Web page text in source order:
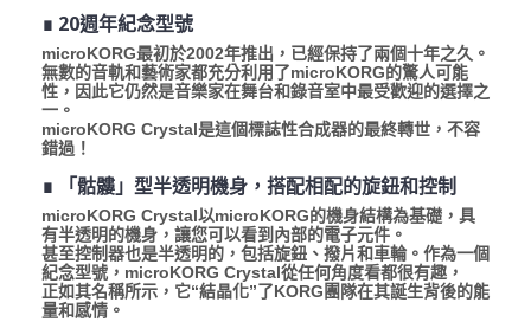
∎ 20週年紀念型號
microKORG最初於2002年推出，已經保持了兩個十年之久。
無數的音軌和藝術家都充分利用了microKORG的驚人可能
性，因此它仍然是音樂家在舞台和錄音室中最受歡迎的選擇之
一。
microKORG Crystal是這個標誌性合成器的最終轉世，不容
錯過！
∎ 「骷髏」型半透明機身，搭配相配的旋鈕和控制
microKORG Crystal以microKORG的機身結構為基礎，具
有半透明的機身，讓您可以看到內部的電子元件。
甚至控制器也是半透明的，包括旋鈕、撥片和車輪。作為一個
紀念型號，microKORG Crystal從任何角度看都很有趣，
正如其名稱所示，它“結晶化”了KORG團隊在其誕生背後的能
量和感情。